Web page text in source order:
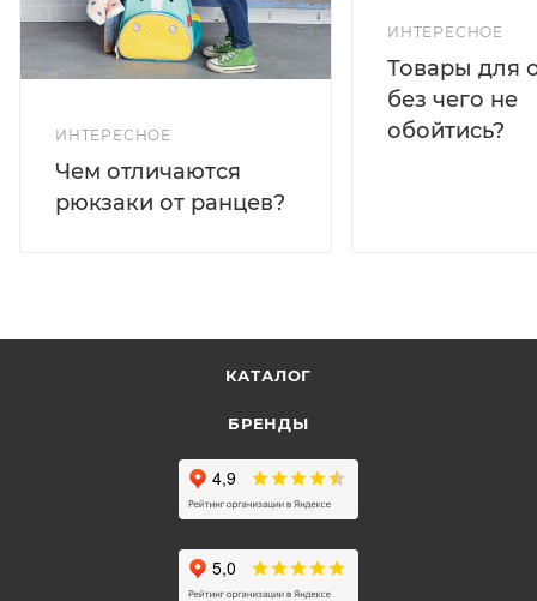
ИНТЕРЕСНОЕ
Чем отличаются
рюкзаки от ранцев?
ИНТЕРЕСНОЕ
Товары для
без чего не
обойтись?
КАТАЛОГ
БРЕНДЫ